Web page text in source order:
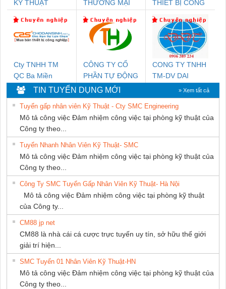
KỸ THUẬT
NAM
THƯƠNG MẠI
THUẬT ĐIỆN CƠ
GIA HƯNG
THIẾT BỊ CÔNG
SETSUBI VIỆT
NAM
Cty TNHH TM
QC Ba Miền
CÔNG TY CỔ
PHẦN TỰ ĐỘNG
TIẾN HƯNG
CONG TY TNHH
TM-DV DAI
DONG THANH
TIN TUYỂN DỤNG MỚI » Xem tất cả
Tuyển gấp nhân viên Kỹ Thuật - Cty SMC Engineering
Mô tả công việc Đảm nhiệm công việc tại phòng kỹ thuật của
Công ty theo...
Tuyển Nhanh Nhân Viên Kỹ Thuật- SMC
Mô tả công việc Đảm nhiệm công việc tại phòng kỹ thuật của
Công ty theo...
Công Ty SMC Tuyển Gấp Nhân Viên Kỹ Thuật- Hà Nội
Mô tả công việc Đảm nhiệm công việc tại phòng kỹ thuật
của Công ty...
CM88 jp net
CM88 là nhà cái cá cược trực tuyến uy tín, sở hữu thế giới
giải trí hiện...
SMC Tuyển 01 Nhân Viên Kỹ Thuật-HN
Mô tả công việc Đảm nhiệm công việc tại phòng kỹ thuật của
Công ty theo...